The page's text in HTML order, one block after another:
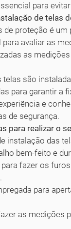
para
de telas
de proteção é
avaliar as
as
são
para garantir a
e
de segurança.
para realizar o
instalação das
bem-feito e
fazer os
para
as